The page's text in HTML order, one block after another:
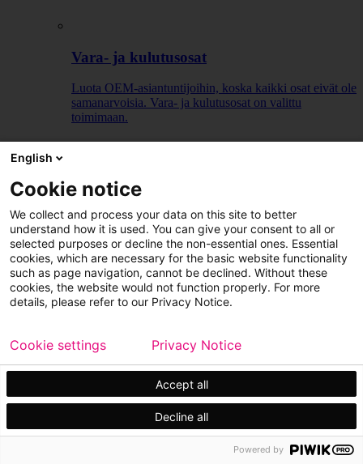
Vara- ja kulutusosat
Luota OEM-asiantuntijoihin, koska kaikki osat eivät ole
samanarvoisia. Vara- ja kulutusosat on valittu
toimimaan.
English
Cookie notice
We collect and process your data on this site to better
understand how it is used. You can give your consent to all or
selected purposes or decline the non-essential ones. Essential
cookies, which are necessary for the basic website functionality
such as page navigation, cannot be declined. Without these
cookies, the website would not function properly. For more
details, please refer to our Privacy Notice.
Accept all
Decline all
Cookie settings Privacy Notice
Powered by